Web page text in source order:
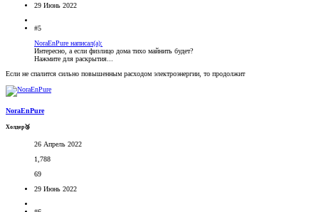
29 Июнь 2022
#5
NoraEnPure написал(а):
Интересно, а если физлицо дома тихо майнить будет?
Нажмите для раскрытия...
Если не спалится сильно повышенным расходом электроэнергии, то продолжит
NoraEnPure
Холдер🥉
26 Апрель 2022
1,788
69
29 Июнь 2022